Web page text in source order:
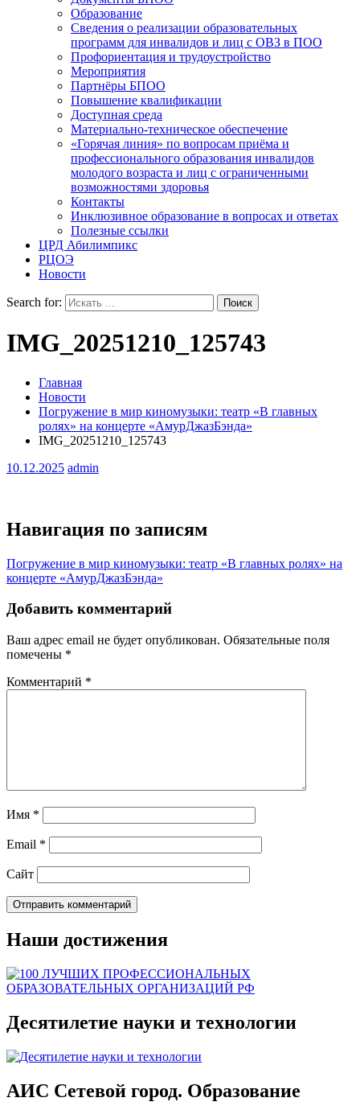
Образование
Сведения о реализации образовательных
программ для инвалидов и лиц с ОВЗ в ПОО
Профориентация и трудоустройство
Мероприятия
Партнёры БПОО
Повышение квалификации
Доступная среда
Материально-техническое обеспечение
«Горячая линия» по вопросам приёма и
профессионального образования инвалидов
молодого возраста и лиц с ограниченными
возможностями здоровья
Контакты
Инклюзивное образование в вопросах и ответах
Полезные ссылки
ЦРД Абилимпикс
РЦОЭ
Новости
Search for:
IMG_20251210_125743
Главная
Новости
Погружение в мир киномузыки: театр «В главных
ролях» на концерте «АмурДжазБэнда»
IMG_20251210_125743
10.12.2025 admin
Навигация по записям
Погружение в мир киномузыки: театр «В главных ролях» на
концерте «АмурДжазБэнда»
Добавить комментарий
Ваш адрес email не будет опубликован. Обязательные поля
помечены *
Комментарий *
Имя *
Email *
Сайт
Наши достижения
Десятилетие науки и технологии
АИС Сетевой город. Образование